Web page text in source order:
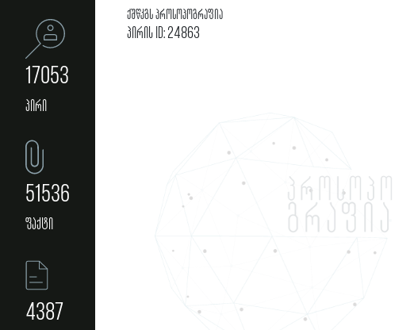
17053
პირი
51536
ფაქტი
4387
ქშწკგს პროსოპოგრაფია
პირის ID: 24863